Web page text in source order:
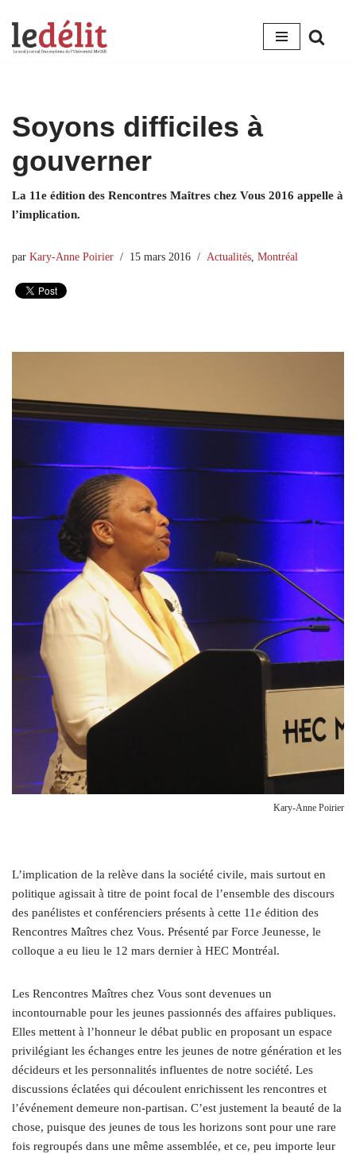
Aller
Soyons difficiles à
gouverner
La 11e édition des Rencontres Maîtres chez Vous 2016 appelle à
l’implication.
par Kary-Anne Poirier 15 mars 2016 Actualités Montréal
Kary-Anne Poirier
L’implication de la relève dans la société civile, mais surtout en
politique agissait à titre de point focal de l’ensemble des discours
des panélistes et conférenciers présents à cette 11e édition des
Rencontres Maîtres chez Vous. Présenté par Force Jeunesse, le
colloque a eu lieu le 12 mars dernier à HEC Montréal.
Les Rencontres Maîtres chez Vous sont devenues un
incontournable pour les jeunes passionnés des affaires publiques.
Elles mettent à l’honneur le débat public en proposant un espace
privilégiant les échanges entre les jeunes de notre génération et les
décideurs et les personnalités influentes de notre société. Les
discussions éclatées qui découlent enrichissent les rencontres et
l’événement demeure non-partisan. C’est justement la beauté de la
chose, puisque des jeunes de tous les horizons sont pour une rare
fois regroupés dans une même assemblée, et ce, peu importe leur